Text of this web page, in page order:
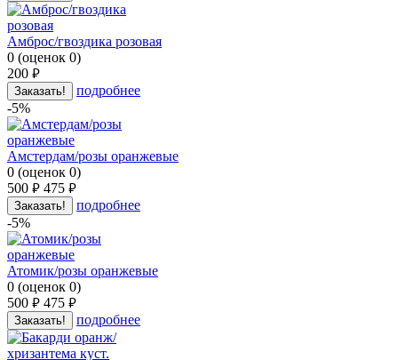
Амброс/гвоздика розовая
0 (оценок 0)
200 руб.
Заказать!
подробнее
-5%
Амстердам/розы оранжевые
0 (оценок 0)
500 руб. 475 руб.
Заказать!
подробнее
-5%
Атомик/розы оранжевые
0 (оценок 0)
500 руб. 475 руб.
Заказать! подробнее